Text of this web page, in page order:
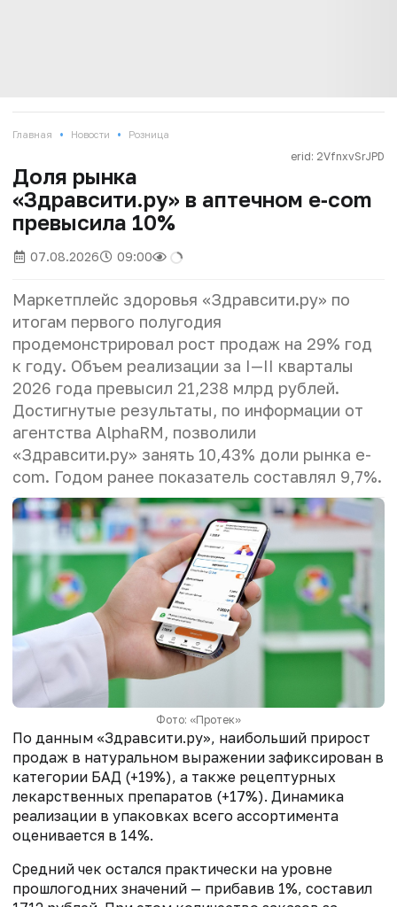
Главная • Новости • Розница
erid: 2VfnxvSrJPD
Доля рынка
«Здравсити.ру» в аптечном e‑com
превысила 10%
07.08.2026 09:00
Маркетплейс здоровья «Здравсити.ру» по
итогам первого полугодия
продемонстрировал рост продаж на 29% год
к году. Объем реализации за I—II кварталы
2026 года превысил 21,238 млрд рублей.
Достигнутые результаты, по информации от
агентства AlphaRM, позволили
«Здравсити.ру» занять 10,43% доли рынка e-
com. Годом ранее показатель составлял 9,7%.
Фото: «Протек»
По данным «Здравсити.ру», наибольший прирост
продаж в натуральном выражении зафиксирован в
категории БАД (+19%), а также рецептурных
лекарственных препаратов (+17%). Динамика
реализации в упаковках всего ассортимента
оценивается в 14%.
Средний чек остался практически на уровне
прошлогодних значений — прибавив 1%, составил